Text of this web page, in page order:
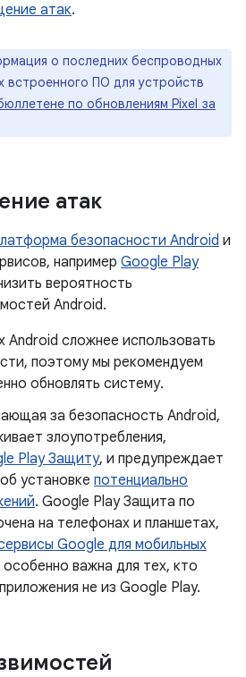
атак.
о последних беспроводных
встроенного ПО для устройств
по обновлениям Pixel за
атак
безопасности Android и
например Google Play
вероятность
Android.
Android сложнее использовать
поэтому мы рекомендуем
обновлять систему.
за безопасность Android,
злоупотребления,
Play Защиту, и предупреждает
установке потенциально
. Google Play Защита по
на телефонах и планшетах,
Google для мобильных
важна для тех, кто
не из Google Play.